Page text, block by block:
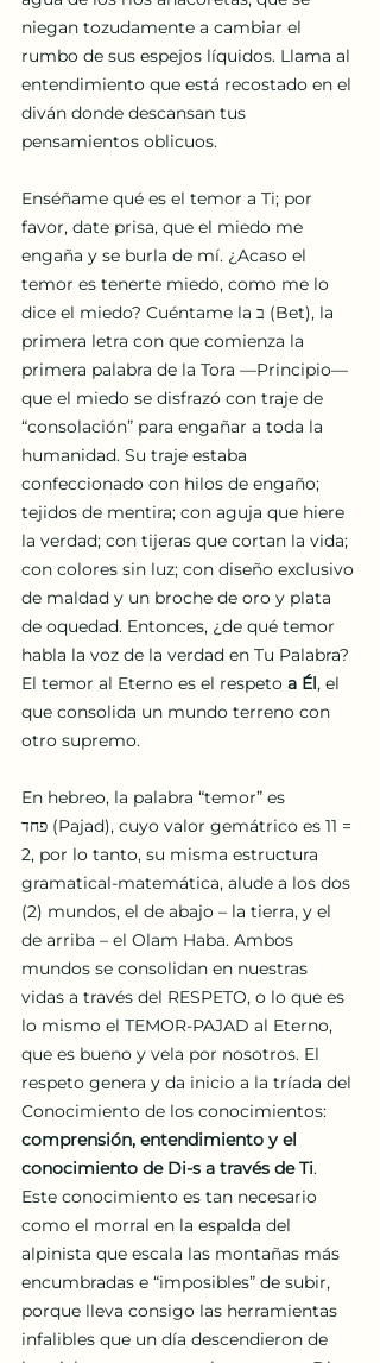
niegan tozudamente a cambiar el
rumbo de sus espejos líquidos. Llama al
entendimiento que está recostado en el
diván donde descansan tus
pensamientos oblicuos.
Enséñame qué es el temor a Ti; por
favor, date prisa, que el miedo me
engaña y se burla de mí. ¿Acaso el
temor es tenerte miedo, como me lo
dice el miedo? Cuéntame la ב (Bet), la
primera letra con que comienza la
primera palabra de la Tora —Principio—
que el miedo se disfrazó con traje de
“consolación” para engañar a toda la
humanidad. Su traje estaba
confeccionado con hilos de engaño;
tejidos de mentira; con aguja que hiere
la verdad; con tijeras que cortan la vida;
con colores sin luz; con diseño exclusivo
de maldad y un broche de oro y plata
de oquedad. Entonces, ¿de qué temor
habla la voz de la verdad en Tu Palabra?
El temor al Eterno es el respeto a Él, el
que consolida un mundo terreno con
otro supremo.
En hebreo, la palabra “temor” es
פחד (Pajad), cuyo valor gemátrico es 11 =
2, por lo tanto, su misma estructura
gramatical-matemática, alude a los dos
(2) mundos, el de abajo – la tierra, y el
de arriba – el Olam Haba. Ambos
mundos se consolidan en nuestras
vidas a través del RESPETO, o lo que es
lo mismo el TEMOR-PAJAD al Eterno,
que es bueno y vela por nosotros. El
respeto genera y da inicio a la tríada del
Conocimiento de los conocimientos:
comprensión, entendimiento y el
conocimiento de Di-s a través de Ti.
Este conocimiento es tan necesario
como el morral en la espalda del
alpinista que escala las montañas más
encumbradas e “imposibles” de subir,
porque lleva consigo las herramientas
infalibles que un día descendieron de